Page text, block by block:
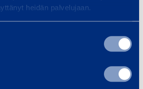
heidän palvelujaan.
0.00 Euro